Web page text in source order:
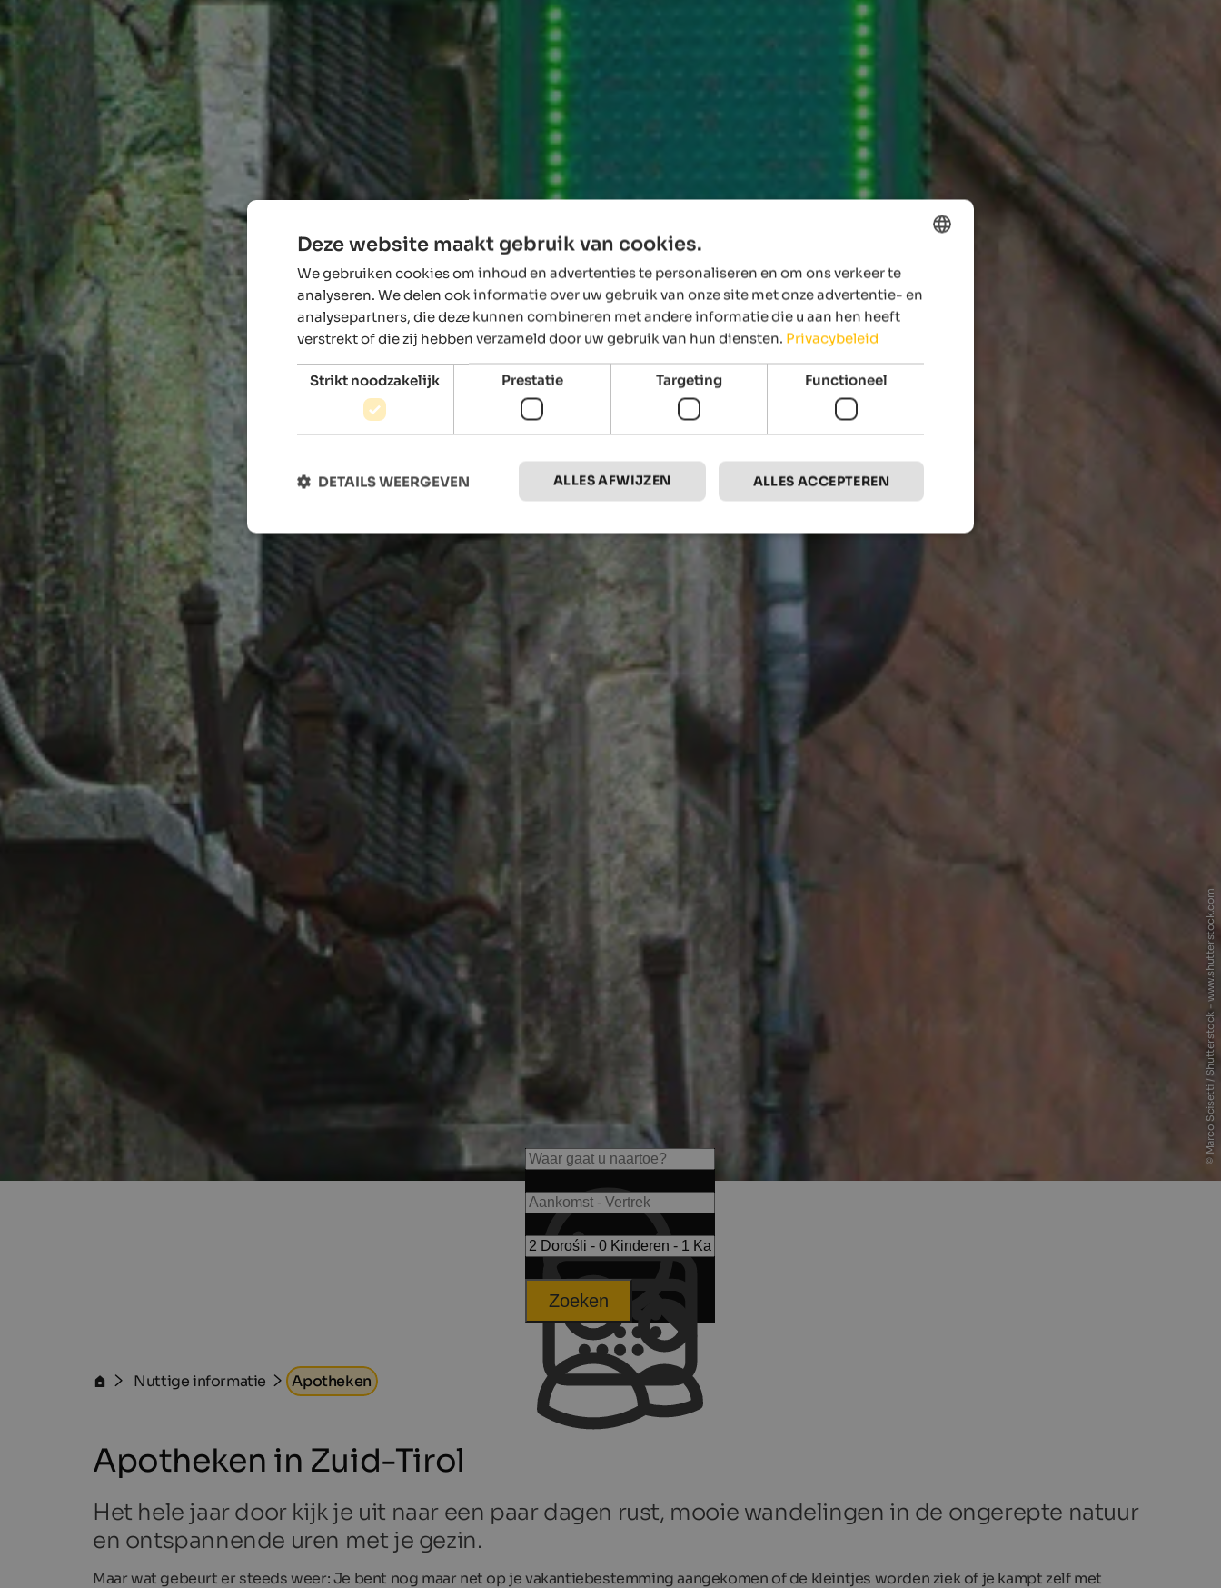
© Marco Scisetti / Shutterstock - www.shutterstock.com
Zoeken
Nuttige informatie Apotheken
Apotheken in Zuid-Tirol
Het hele jaar door kijk je uit naar een paar dagen rust, mooie wandelingen in de ongerepte natuur
en ontspannende uren met je gezin.
Maar wat gebeurt er steeds weer: Je bent nog maar net op je vakantiebestemming aangekomen of de kleintjes worden ziek of je kampt zelf met
ENGLISH
DUTCH
Deze website maakt gebruik van cookies.
We gebruiken cookies om inhoud en advertenties te personaliseren en om ons verkeer te
analyseren. We delen ook informatie over uw gebruik van onze site met onze advertentie- en
analysepartners, die deze kunnen combineren met andere informatie die u aan hen heeft
verstrekt of die zij hebben verzameld door uw gebruik van hun diensten. Privacybeleid
Strikt noodzakelijk Prestatie Targeting Functioneel
ALLES ACCEPTEREN
ALLES AFWIJZEN
DETAILS WEERGEVEN